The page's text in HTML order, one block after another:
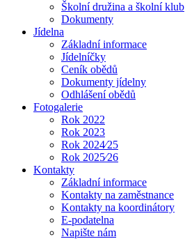
Školní družina a školní klub
Dokumenty
Jídelna
Základní informace
Jídelníčky
Ceník obědů
Dokumenty jídelny
Odhlášení obědů
Fotogalerie
Rok 2022
Rok 2023
Rok 2024⁄25
Rok 2025⁄26
Kontakty
Základní informace
Kontakty na zaměstnance
Kontakty na koordinátory
E-podatelna
Napište nám